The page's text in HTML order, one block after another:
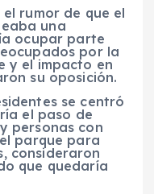
rumor de que el
una
ocupar parte
por la
y el impacto en
su oposición.
se centró
el paso de
personas con
parque para
consideraron
que quedaría